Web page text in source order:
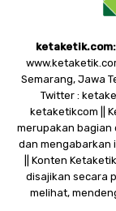
ketaketik.com:
Semarang, Jawa
Twitter :
ketaketikcom ||
merupakan bagian
dan mengabarkan
|| Konten
disajikan secara
melihat,